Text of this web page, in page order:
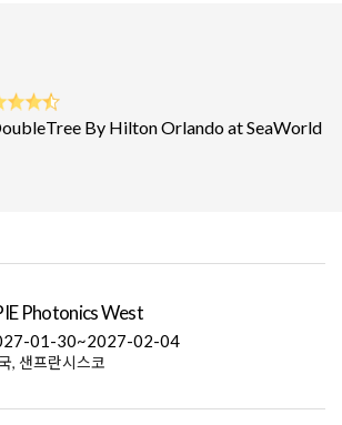
By Hilton Orlando at SeaWorld
Photonics West
01-30~2027-02-04
, 샌프란시스코